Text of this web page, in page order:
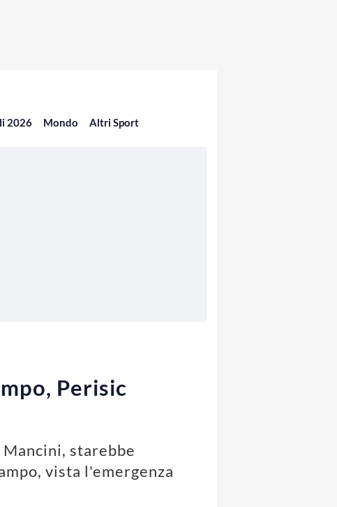
2026 Mondo Altri Sport
Perisic
starebbe
vista l'emergenza